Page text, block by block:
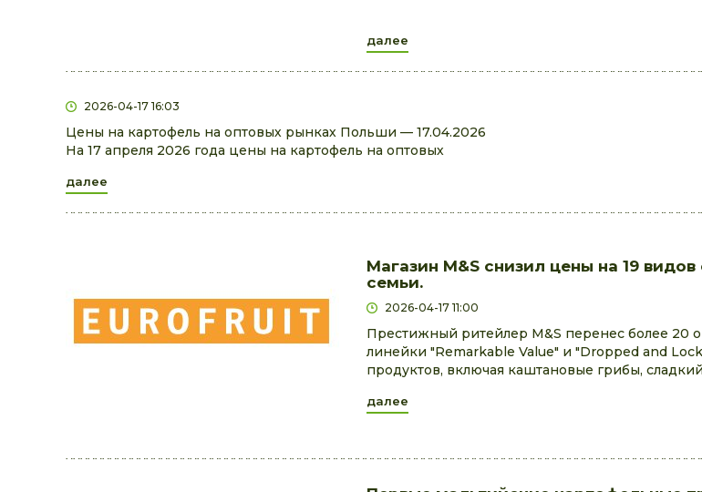
далее
2026-04-17 16:03
Цены на картофель на оптовых рынках Польши — 17.04.2026
На 17 апреля 2026 года цены на картофель на оптовых
далее
Магазин M&S снизил цены на 19
семьи.
2026-04-17 11:00
Престижный ритейлер M&S перенес более 20
линейки "Remarkable Value" и "Dropped and
продуктов, включая каштановые грибы,
далее